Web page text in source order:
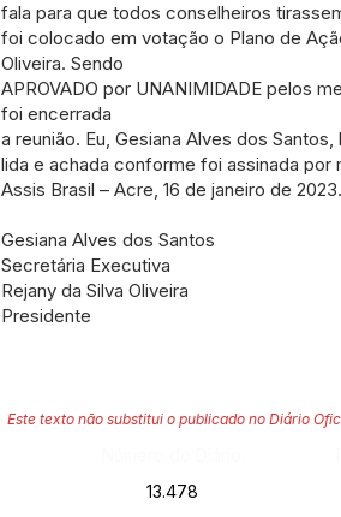
fala para que todos conselheiros
foi colocado em votação o Plano de
Oliveira. Sendo
APROVADO por UNANIMIDADE pelos
foi encerrada
a reunião. Eu, Gesiana Alves dos
lida e achada conforme foi assinada por
Assis Brasil – Acre, 16 de janeiro de 2023.
Gesiana Alves dos Santos
Secretária Executiva
Rejany da Silva Oliveira
Presidente
Este texto não substitui o publicado no Diário
13.478